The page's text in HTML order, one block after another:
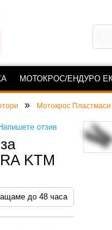
МОТОКРОС/ЕНДУРО
Мотокрос Пластмаси
отзив
KTM
до 48 часа